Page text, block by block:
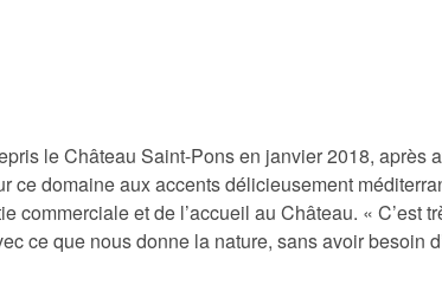
le Château Saint-Pons en janvier 2018, après
domaine aux accents délicieusement
et de l’accueil au Château. « C’est
ce que nous donne la nature, sans avoir besoin